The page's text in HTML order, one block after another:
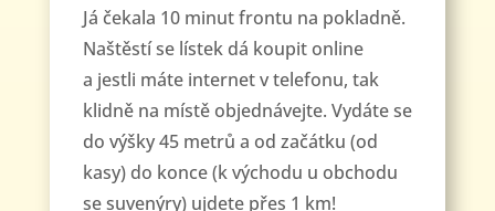
Já čekala 10 minut frontu na pokladně.
Naštěstí se lístek dá koupit online
a jestli máte internet v telefonu, tak
klidně na místě objednávejte. Vydáte se
do výšky 45 metrů a od začátku (od
kasy) do konce (k východu u obchodu
se suvenýry) ujdete přes 1 km!